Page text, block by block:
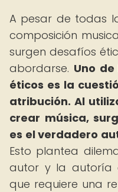
A pesar de todas
composición
surgen desafíos
abordarse. Uno
éticos es la
atribución. Al
crear música,
es el verdadero
Esto plantea
autor y la autoría
que requiere una